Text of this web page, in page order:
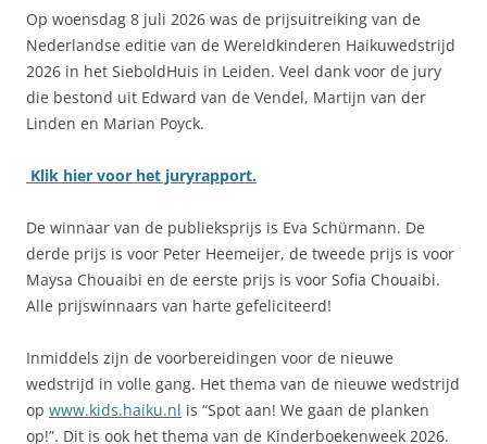
Op woensdag 8 juli 2026 was de prijsuitreiking van de
Nederlandse editie van de Wereldkinderen Haikuwedstrijd
2026 in het SieboldHuis in Leiden. Veel dank voor de jury
die bestond uit Edward van de Vendel, Martijn van der
Linden en Marian Poyck.
Klik hier voor het juryrapport.
De winnaar van de publieksprijs is Eva Schürmann. De
derde prijs is voor Peter Heemeijer, de tweede prijs is voor
Maysa Chouaibi en de eerste prijs is voor Sofia Chouaibi.
Alle prijswinnaars van harte gefeliciteerd!
Inmiddels zijn de voorbereidingen voor de nieuwe
wedstrijd in volle gang. Het thema van de nieuwe wedstrijd
op www.kids.haiku.nl is “Spot aan! We gaan de planken
op!”. Dit is ook het thema van de Kinderboekenweek 2026.